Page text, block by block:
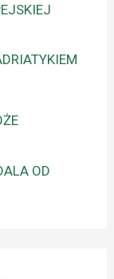
OD